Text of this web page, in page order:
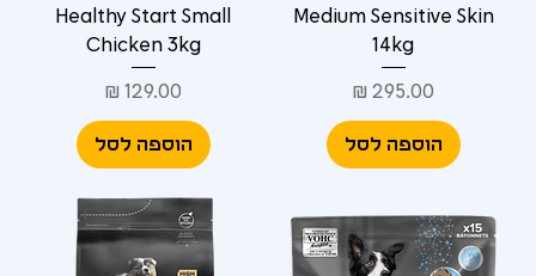
Medium Sensitive Skin
14kg
מחיר
הוספה לסל
Healthy Start Small
Chicken 3kg
מחיר
הוספה לסל